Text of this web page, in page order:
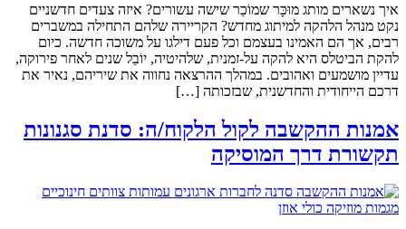
איך נשארים מותג מוּכָּר שמוֹכֵר שישה עשורים? איזה צעדים חדשניים
נקט מנהל הלהקה למיתוג מחדש? הקריירה שלהם התחילה במשברים
רבים, אך הם האמינו בעצמם וכל פעם דילגו על משוכה חדשה. כיום
להקת הביטלס היא להקה על-זמנית, שלהיטיה, יוֹבֵל שנים לאחר פירוקה,
עדיין מושמעים ואהובים. במהלך ההרצאה נחווה את שיריהם, נאיר את
דרכם הייחודית והחדשנית, שבזכותה […]
אמנות ההקשבה לקול הלקוח/ה: סדנת סגנונות
תקשורת דרך המוסיקה